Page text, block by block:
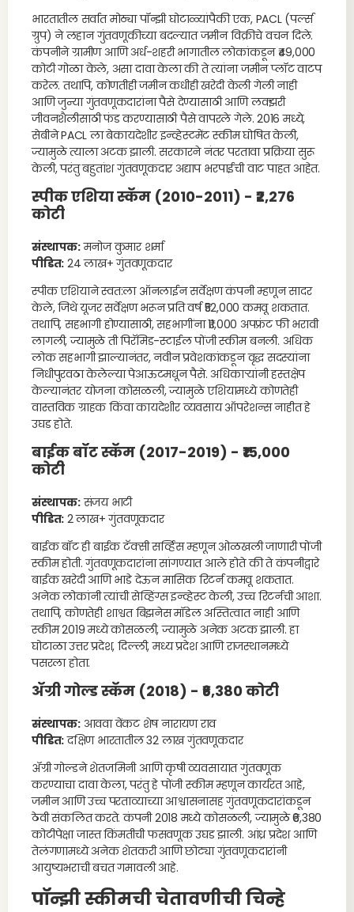
भारतातील सर्वात मोठ्या पॉन्झी घोटाळ्यांपैकी एक, PACL (पर्ल्स
ग्रुप) ने लहान गुंतवणूकीच्या बदल्यात जमीन विक्रीचे वचन दिले.
कंपनीने ग्रामीण आणि अर्ध-शहरी भागातील लोकांकडून ₹49,000
कोटी गोळा केले, असा दावा केला की ते त्यांना जमीन प्लॉट वाटप
करेल. तथापि, कोणतीही जमीन कधीही खरेदी केली गेली नाही
आणि जुन्या गुंतवणूकदारांना पैसे देण्यासाठी आणि लक्झरी
जीवनशैलीसाठी फंड करण्यासाठी पैसे वापरले गेले. 2016 मध्ये,
सेबीने PACL ला बेकायदेशीर इन्व्हेस्टमेंट स्कीम घोषित केली,
ज्यामुळे त्याला अटक झाली. सरकारने नंतर परतावा प्रक्रिया सुरू
केली, परंतु बहुतांश गुंतवणूकदार अद्याप भरपाईची वाट पाहत आहेत.
स्पीक एशिया स्कॅम (2010-2011) - ₹2,276
कोटी
संस्थापक:मनोज कुमार शर्मा
पीडित: 24 लाख+ गुंतवणूकदार
स्पीक एशियाने स्वत:ला ऑनलाईन सर्वेक्षण कंपनी म्हणून सादर
केले, जिथे यूजर सर्वेक्षण भरून प्रति वर्ष ₹52,000 कमवू शकतात.
तथापि, सहभागी होण्यासाठी, सहभागींना ₹11,000 अपफ्रंट फी भरावी
लागली, ज्यामुळे ती पिरॅमिड-स्टाईल पोंजी स्कीम बनली. अधिक
लोक सहभागी झाल्यानंतर, नवीन प्रवेशकांकडून वृद्ध सदस्यांना
निधीपुरवठा केलेल्या पेआऊटमधून पैसे. अधिकाऱ्यांनी हस्तक्षेप
केल्यानंतर योजना कोसळली, ज्यामुळे एशियामध्ये कोणतेही
वास्तविक ग्राहक किंवा कायदेशीर व्यवसाय ऑपरेशन्स नाहीत हे
उघड होते.
बाईक बॉट स्कॅम (2017-2019) - ₹15,000
कोटी
संस्थापक:संजय भाटी
पीडित: 2 लाख+ गुंतवणूकदार
बाईक बॉट ही बाईक टॅक्सी सर्व्हिस म्हणून ओळखली जाणारी पोंजी
स्कीम होती. गुंतवणूकदारांना सांगण्यात आले होते की ते कंपनीद्वारे
बाईक खरेदी आणि भाडे देऊन मासिक रिटर्न कमवू शकतात.
अनेक लोकांनी त्यांची सेव्हिंग्स इन्व्हेस्ट केली, उच्च रिटर्नची आशा.
तथापि, कोणतेही शाश्वत बिझनेस मॉडेल अस्तित्वात नाही आणि
स्कीम 2019 मध्ये कोसळली, ज्यामुळे अनेक अटक झाली. हा
घोटाळा उत्तर प्रदेश, दिल्ली, मध्य प्रदेश आणि राजस्थानमध्ये
पसरला होता.
ॲग्री गोल्ड स्कॅम (2018) - ₹6,380 कोटी
संस्थापक:आववा वेंकट शेष नारायण राव
पीडित:दक्षिण भारतातील 32 लाख गुंतवणूकदार
ॲग्री गोल्डने शेतजमिनी आणि कृषी व्यवसायात गुंतवणूक
करण्याचा दावा केला, परंतु हे पोंजी स्कीम म्हणून कार्यरत आहे,
जमीन आणि उच्च परताव्याच्या आश्वासनासह गुंतवणूकदारांकडून
ठेवी संकलित करते. कंपनी 2018 मध्ये कोसळली, ज्यामुळे ₹6,380
कोटीपेक्षा जास्त किंमतीची फसवणूक उघड झाली. आंध्र प्रदेश आणि
तेलंगणामध्ये अनेक शेतकरी आणि छोट्या गुंतवणूकदारांनी
आयुष्यभराची बचत गमावली आहे.
पॉन्झी स्कीमची चेतावणीची चिन्हे